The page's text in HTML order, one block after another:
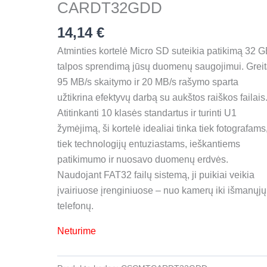
CARDT32GDD
14,14 €
Atminties kortelė Micro SD suteikia patikimą 32
talpos sprendimą jūsų duomenų saugojimui.
95 MB/s skaitymo ir 20 MB/s rašymo sparta
užtikrina efektyvų darbą su aukštos raiškos failais.
Atitinkanti 10 klasės standartus ir turinti U1
žymėjimą, ši kortelė idealiai tinka tiek fotografams,
tiek technologijų entuziastams, ieškantiems
patikimumo ir nuosavo duomenų erdvės.
Naudojant FAT32 failų sistemą, ji puikiai veikia
įvairiuose įrenginiuose – nuo kamerų iki išmanųjų
telefonų.
Neturime